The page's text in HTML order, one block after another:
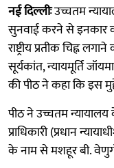
नई दिल्लीःउच्चतम
सुनवाई करने से इनकार
राष्ट्रीय प्रतीक चिह्न
सूर्यकांत, न्यायमूर्ति
की पीठ ने कहा कि इस
पीठ ने उच्चतम
प्राधिकारी (प्रधान
के नाम से मशहूर बी.